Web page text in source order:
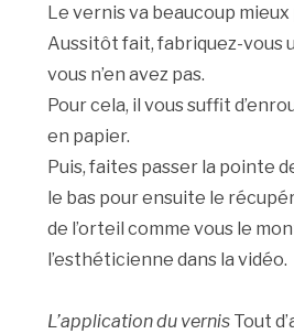
Le vernis va beaucoup
Aussitôt fait, fabriquez-vous
vous n’en avez pas.
Pour cela, il vous suffit
en papier.
Puis, faites passer la pointe
le bas pour ensuite le
de l’orteil comme vous le
l’esthéticienne dans la vidéo.
L’application du vernis Tout